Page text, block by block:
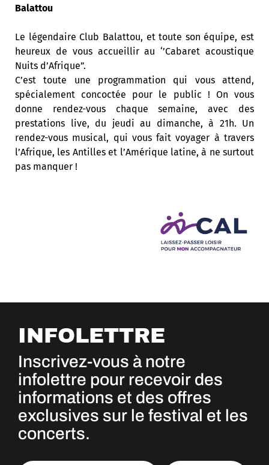
Balattou
Le légendaire Club Balattou, et toute son équipe, est
heureux de vous accueillir au ‘’Cabaret acoustique
Nuits d’Afrique”.
C’est toute une programmation qui vous attend,
spécialement concoctée pour le public ! On vous
donne rendez-vous chaque semaine, avec des
prestations live, du jeudi au dimanche, à 21h. Un
rendez-vous musical, qui vous fait voyager à travers
l’Afrique, les Antilles et l’Amérique latine, à ne surtout
pas manquer !
INFOLETTRE
Inscrivez-vous à notre
infolettre pour recevoir des
informations et des offres
exclusives sur le festival et les
concerts.